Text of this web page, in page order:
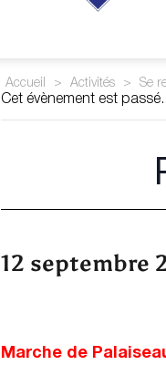
Accueil > Activités > Se
Cet évènement est passé.
12 septembre
Marche de